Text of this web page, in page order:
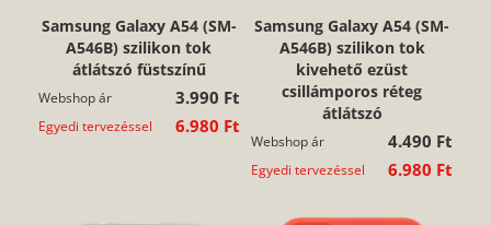
Samsung Galaxy A54 (SM-
A546B) szilikon tok
átlátszó füstszínű
Webshop ár 3.990 Ft
Egyedi tervezéssel 6.980 Ft
Samsung Galaxy A54 (SM-
A546B) szilikon tok
kivehető ezüst
csillámporos réteg
átlátszó
Webshop ár 4.490 Ft
Egyedi tervezéssel 6.980 Ft